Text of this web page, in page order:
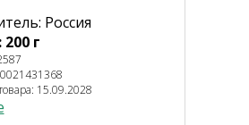
Россия
г
15.09.2028